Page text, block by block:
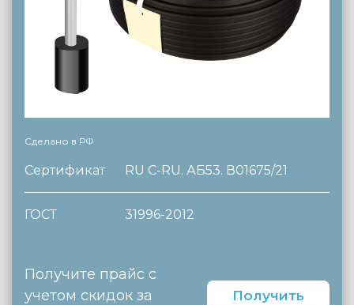
Сделано в РФ
Сертификат RU C-RU. АБ53. В01675/21
ГОСТ 31996-2012
Получите прайс с
учетом скидок за
Получить